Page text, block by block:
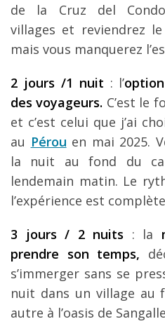
de la Cruz del
villages et reviendrez
mais vous manquerez
2 jours /1 nuit : l’
des voyageurs. C’est le
et c’est celui que j’ai
au Pérou en mai 2025.
la nuit au fond du
lendemain matin. Le
l’expérience est
3 jours / 2 nuits : la
prendre son temps,
s’immerger sans se
nuit dans un village au
autre à l’oasis de